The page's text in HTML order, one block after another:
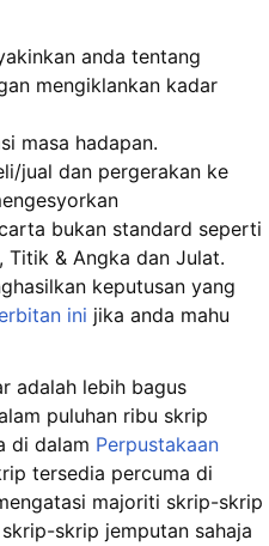
anda tentang
mengiklankan kadar
masa hadapan.
jual dan pergerakan ke
bukan standard seperti
Titik & Angka dan Julat.
keputusan yang
ini jika anda mahu
adalah lebih bagus
puluhan ribu skrip
di dalam Perpustakaan
tersedia percuma di
majoriti skrip-skrip
skrip jemputan sahaja